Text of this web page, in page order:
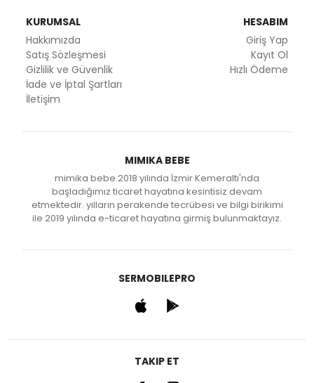
KURUMSAL
Hakkımızda
Satış Sözleşmesi
Gizlilik ve Güvenlik
İade ve İptal Şartları
İletişim
HESABIM
Giriş Yap
Kayıt Ol
Hızlı Ödeme
MIMIKA BEBE
mimika bebe 2018 yılında İzmir Kemeraltı'nda
başladığımız ticaret hayatına kesintisiz devam
etmektedir. yılların perakende tecrübesi ve bilgi birikimi
ile 2019 yılında e-ticaret hayatına girmiş bulunmaktayız.
SERMOBILEPRO
TAKIP ET